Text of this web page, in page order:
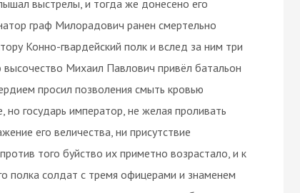
выстрелы, и тогда же донесено его
граф Милорадович ранен смертельно
Конно-гвардейский полк и вслед за ним три
Михаил Павлович привёл батальон
просил позволения смыть кровью
государь император, не желая проливать
его величества, ни присутствие
того буйство их приметно возрастало, и к
полка солдат с тремя офицерами и знаменем